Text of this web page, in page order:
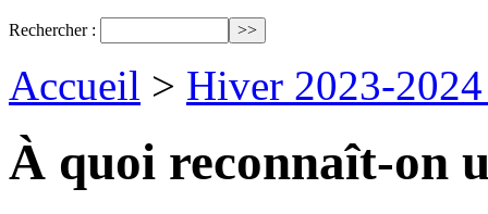
Rechercher :
Accueil > Hiver 2023-
À quoi reconnaît-on